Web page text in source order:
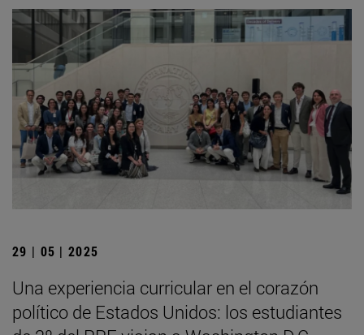
29 | 05 | 2025
Una experiencia curricular en el corazón
político de Estados Unidos: los estudiantes